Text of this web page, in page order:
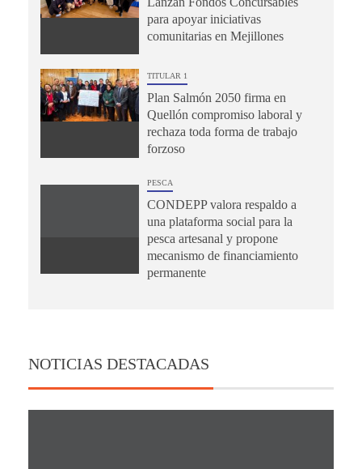
para apoyar iniciativas
comunitarias en Mejillones
TITULAR 1
Plan Salmón 2050 firma en
Quellón compromiso laboral y
rechaza toda forma de trabajo
forzoso
PESCA
CONDEPP valora respaldo a
una plataforma social para la
pesca artesanal y propone
mecanismo de financiamiento
permanente
NOTICIAS DESTACADAS